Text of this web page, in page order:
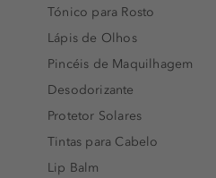
Tónico para Rosto
Lápis de Olhos
Pincéis de Maquilhagem
Desodorizante
Protetor Solares
Tintas para Cabelo
Lip Balm